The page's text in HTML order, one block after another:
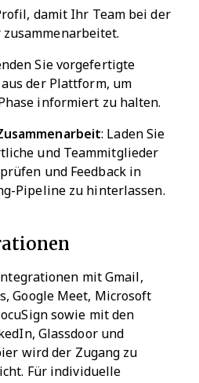
damit Ihr Team bei der
Sie vorgefertigte
der Plattform, um
informiert zu halten.
: Laden Sie
und Teammitglieder
und Feedback in
Pipeline zu hinterlassen.
mit Gmail,
Google Meet, Microsoft
sowie mit den
Glassdoor und
wird der Zugang zu
Für individuelle